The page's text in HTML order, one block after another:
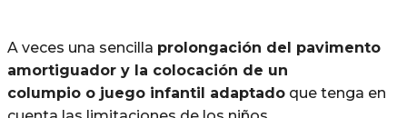
A veces una sencilla prolongación del pavimento
amortiguador y la colocación de un
columpio o juego infantil adaptado que tenga en